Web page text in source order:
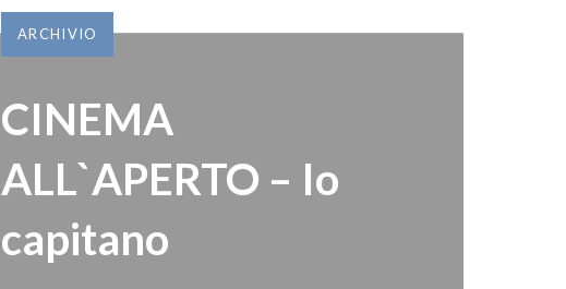
ARCHIVIO
CINEMA
ALL`APERTO – Io
capitano